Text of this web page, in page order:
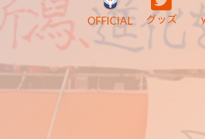
OFFICIAL グッズ